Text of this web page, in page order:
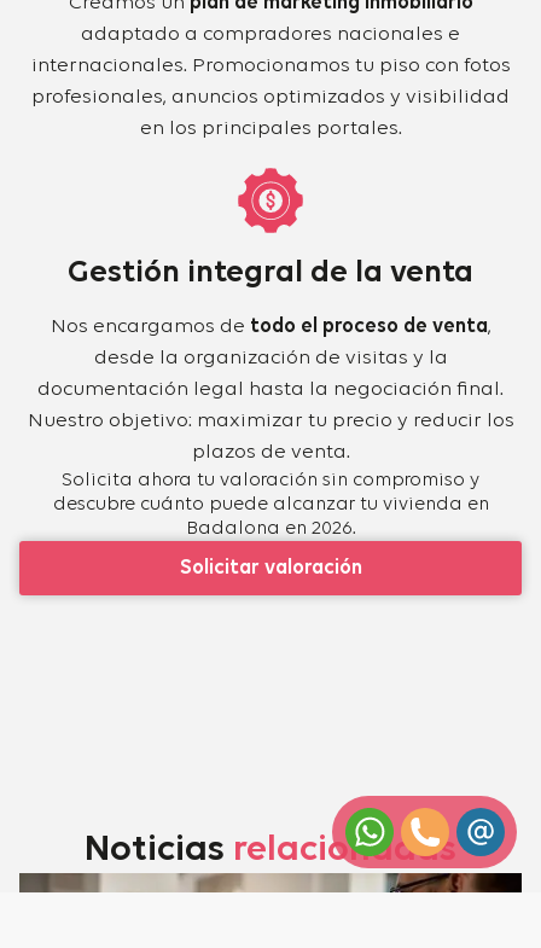
adaptado a compradores nacionales e
internacionales. Promocionamos tu piso con fotos
profesionales, anuncios optimizados y visibilidad
en los principales portales.
Gestión integral de la venta
Nos encargamos de todo el proceso de venta,
desde la organización de visitas y la
documentación legal hasta la negociación final.
Nuestro objetivo: maximizar tu precio y reducir los
plazos de venta.
Solicita ahora tu valoración sin compromiso y
descubre cuánto puede alcanzar tu vivienda en
Badalona en 2026.
Solicitar valoración
Noticias relacionadas